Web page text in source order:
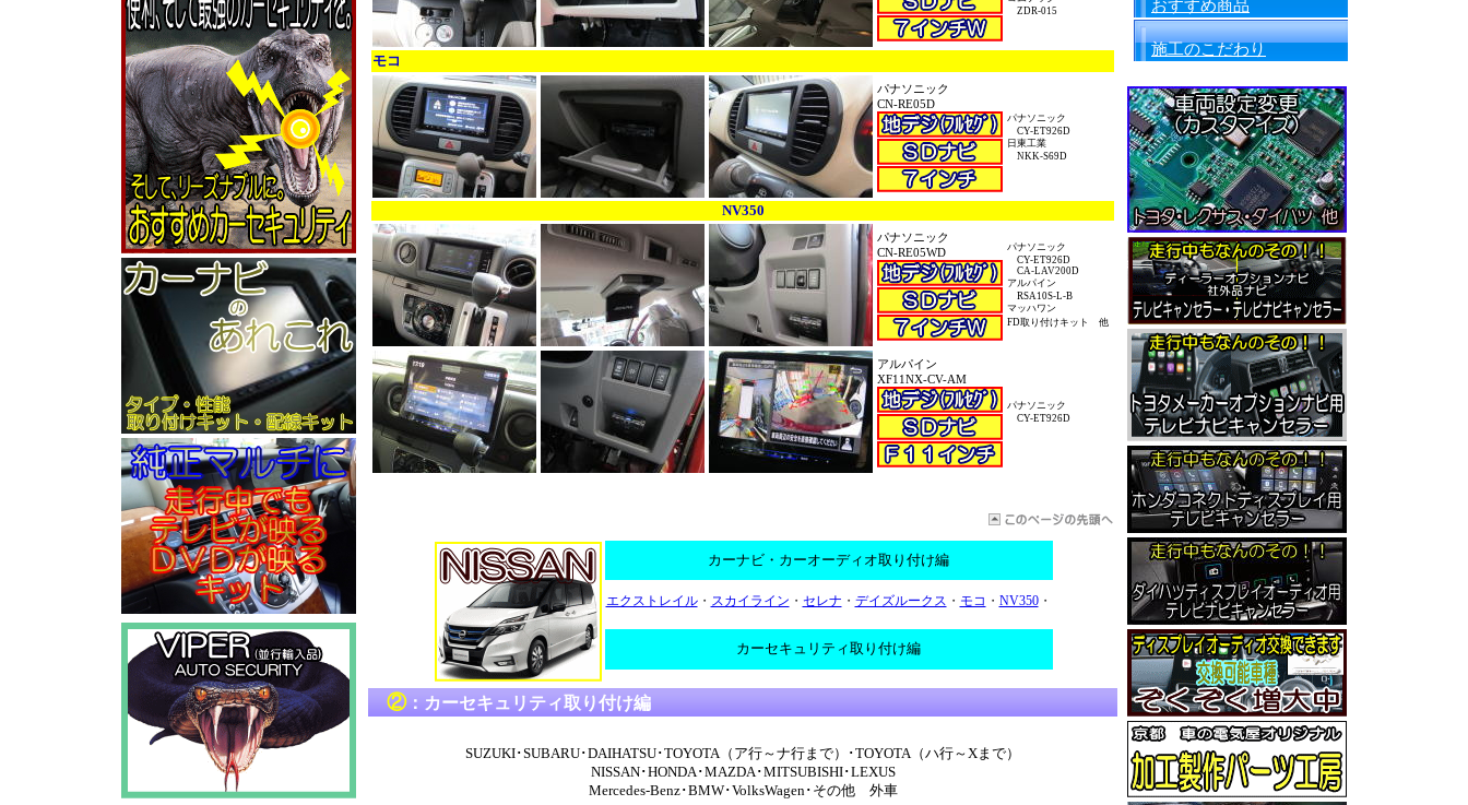
ZDR-015
モコ
パナソニック
CN-RE05D
パナソニック
CY-ET926D
日東工業
NKK-S69D
NV350
パナソニック
CN-RE05WD
パナソニック
CY-ET926D
CA-LAV200D
アルパイン
RSA10S-L-B
マッハワン
FD取り付けキット 他
アルパイン
XF11NX-CV-AM
パナソニック
CY-ET926D
カーナビ・カーオーディオ取り付け編
エクストレイル・ スカイライン ・ セレナ ・ デイズルークス ・ モコ ・ NV350・
カーセキュリティ取り付け編
②：カーセキュリティ取り付け編
SUZUKI･SUBARU･DAIHATSU･TOYOTA（ア行～ナ行まで）･TOYOTA（ハ行～Xまで）
NISSAN･HONDA･MAZDA･MITSUBISHI･LEXUS
Mercedes-Benz･BMW･VolksWagen･その他 外車
おすすめ商品
施工のこだわり